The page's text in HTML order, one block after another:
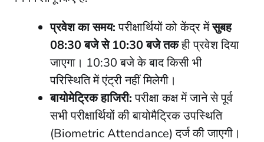
प्रवेश का समय:परीक्षार्थियों को केंद्र मेंसुबह
08:30 बजे से 10:30 बजे तकही प्रवेश दिया
जाएगा। 10:30 बजे के बाद किसी भी
परिस्थिति में एंट्री नहीं मिलेगी।
बायोमेट्रिक हाजिरी:परीक्षा कक्ष में जाने से पूर्व
सभी परीक्षार्थियों की बायोमैट्रिक उपस्थिति
(Biometric Attendance) दर्ज की जाएगी।